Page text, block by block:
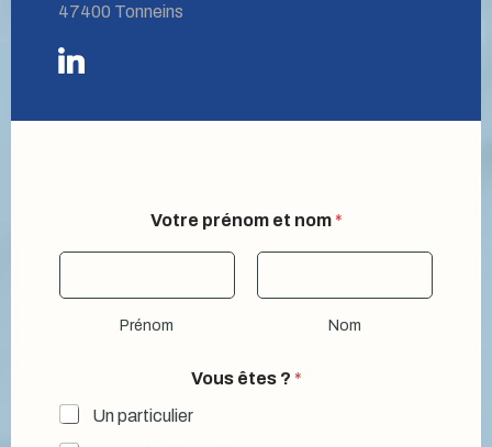
47400 Tonneins
Votre prénom et nom *
Prénom Nom
o
Vous êtes ? *
Un particulier